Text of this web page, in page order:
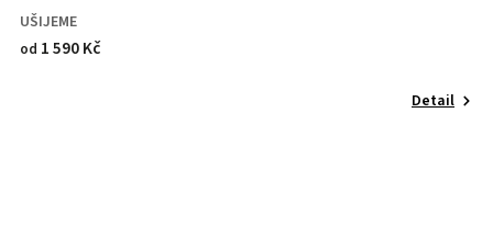
UŠIJEME
od 1 590 Kč
Detail